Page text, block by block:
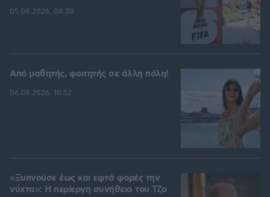
05.08.2026, 08:38
Από μαθητής, φοιτητής σε άλλη πόλη!
06.08.2026, 10:52
«Ξυπνούσε έως και εφτά φορές την
νύχτα»: Η περίεργη συνήθεια του Τζο